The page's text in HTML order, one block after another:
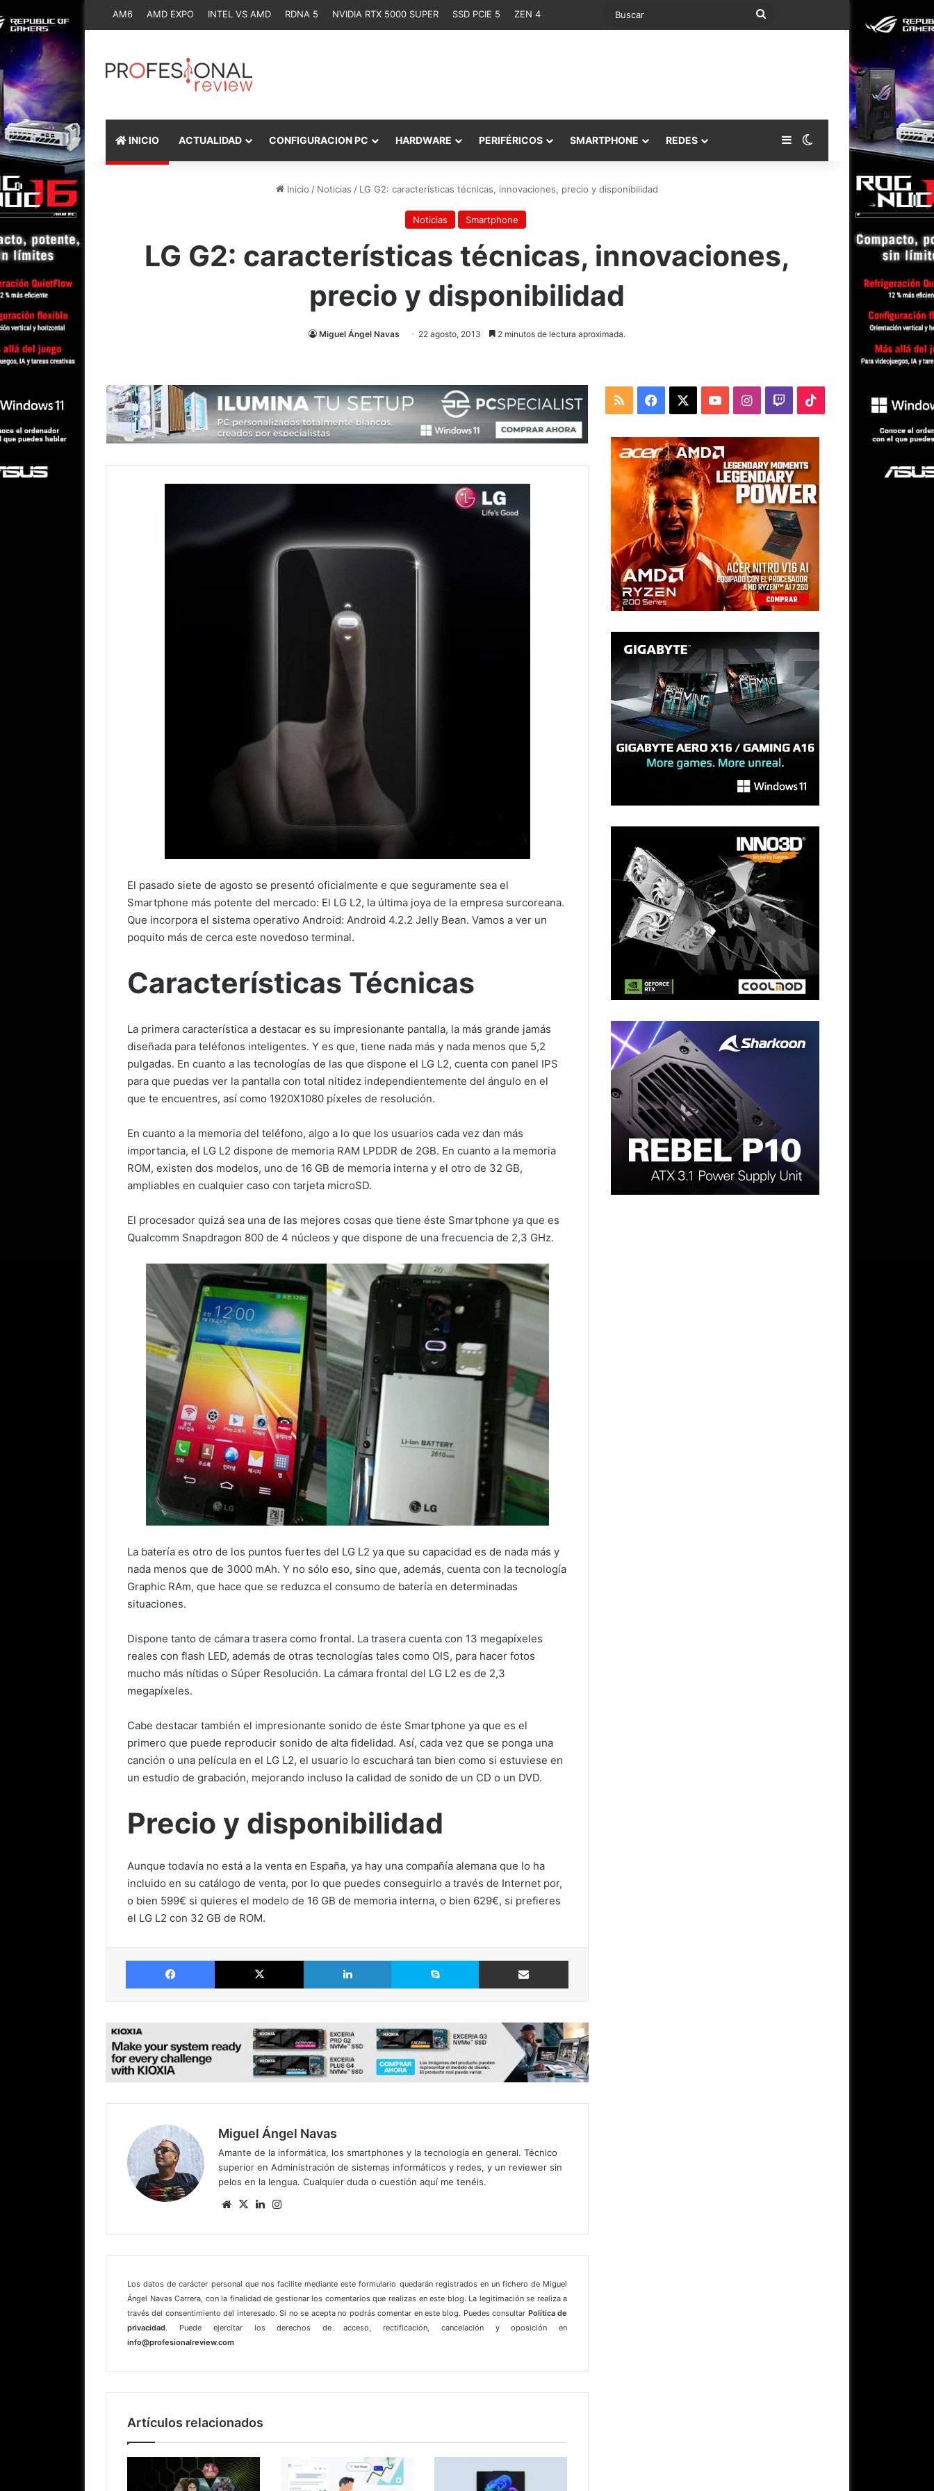
AM6 AMD EXPO INTEL VS AMD RDNA 5 NVIDIA RTX 5000 SUPER SSD PCIE 5 ZEN 4 Buscar
INICIO ACTUALIDAD CONFIGURACION PC HARDWARE PERIFÉRICOS SMARTPHONE REDES Barra lateral
Switch skin
Inicio / Noticias / LG G2: características técnicas, innovaciones, precio y disponibilidad
Noticias Smartphone
LG G2: características técnicas, innovaciones,
precio y disponibilidad
Miguel Ángel Navas 22 agosto, 2013 2 minutos de lectura aproximada.
El pasado siete de agosto se presentó oficialmente e que seguramente sea el
Smartphone más potente del mercado: El LG L2, la última joya de la empresa surcoreana.
Que incorpora el sistema operativo Android: Android 4.2.2 Jelly Bean. Vamos a ver un
poquito más de cerca este novedoso terminal.
Características Técnicas
La primera característica a destacar es su impresionante pantalla, la más grande jamás
diseñada para teléfonos inteligentes. Y es que, tiene nada más y nada menos que 5,2
pulgadas. En cuanto a las tecnologías de las que dispone el LG L2, cuenta con panel IPS
para que puedas ver la pantalla con total nitidez independientemente del ángulo en el
que te encuentres, así como 1920X1080 píxeles de resolución.
En cuanto a la memoria del teléfono, algo a lo que los usuarios cada vez dan más
importancia, el LG L2 dispone de memoria RAM LPDDR de 2GB. En cuanto a la memoria
ROM, existen dos modelos, uno de 16 GB de memoria interna y el otro de 32 GB,
ampliables en cualquier caso con tarjeta microSD.
El procesador quizá sea una de las mejores cosas que tiene éste Smartphone ya que es
Qualcomm Snapdragon 800 de 4 núcleos y que dispone de una frecuencia de 2,3 GHz.
La batería es otro de los puntos fuertes del LG L2 ya que su capacidad es de nada más y
nada menos que de 3000 mAh. Y no sólo eso, sino que, además, cuenta con la tecnología
Graphic RAm, que hace que se reduzca el consumo de batería en determinadas
situaciones.
Dispone tanto de cámara trasera como frontal. La trasera cuenta con 13 megapíxeles
reales con flash LED, además de otras tecnologías tales como OIS, para hacer fotos
mucho más nítidas o Súper Resolución. La cámara frontal del LG L2 es de 2,3
megapíxeles.
Cabe destacar también el impresionante sonido de éste Smartphone ya que es el
primero que puede reproducir sonido de alta fidelidad. Así, cada vez que se ponga una
canción o una película en el LG L2, el usuario lo escuchará tan bien como si estuviese en
un estudio de grabación, mejorando incluso la calidad de sonido de un CD o un DVD.
Precio y disponibilidad
Aunque todavía no está a la venta en España, ya hay una compañía alemana que lo ha
incluido en su catálogo de venta, por lo que puedes conseguirlo a través de Internet por,
o bien 599€ si quieres el modelo de 16 GB de memoria interna, o bien 629€, si prefieres
el LG L2 con 32 GB de ROM.
Facebook X LinkedIn Skype Comparte vía Email
Miguel Ángel Navas
Amante de la informática, los smartphones y la tecnología en general. Técnico
superior en Administración de sistemas informáticos y redes, y un reviewer sin
pelos en la lengua. Cualquier duda o cuestión aquí me tenéis.
SitioX LinkedIn
Los datos de carácter personal que nos facilite mediante este formulario quedarán registrados en un fichero de Miguel
Ángel Navas Carrera, con la finalidad de gestionar los comentarios que realizas en este blog. La legitimación se realiza a
través del consentimiento del interesado. Si no se acepta no podrás comentar en este blog. Puedes consultar Política de
privacidad. Puede ejercitar los derechos de acceso, rectificación, cancelación y oposición en
info@profesionalreview.com
Artículos relacionados
RSS Facebook YouTubeInstagram
TwitchTikTok